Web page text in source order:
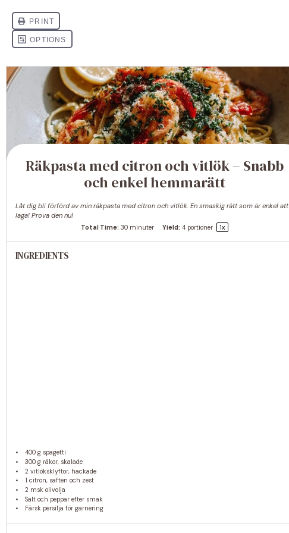
Räkpasta med citron och vitlök – Snabb
och enkel hemmarätt
Låt dig bli förförd av min räkpasta med citron och vitlök. En smaskig rätt som är enkel att
laga! Prova den nu!
Total Time: 30 minuter Yield: 4portioner 1x
INGREDIENTS
400 gspagetti
300 gräkor, skalade
2vitlöksklyftor, hackade
1 citron, saften och zest
2msk olivolja
Salt och peppar efter smak
Färsk persilja för garnering